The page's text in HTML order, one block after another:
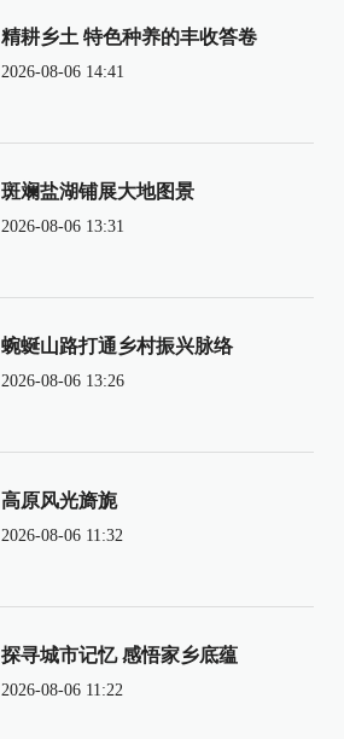
精耕乡土 特色种养的丰收答卷
2026-08-06 14:41
斑斓盐湖铺展大地图景
2026-08-06 13:31
蜿蜒山路打通乡村振兴脉络
2026-08-06 13:26
高原风光旖旎
2026-08-06 11:32
探寻城市记忆 感悟家乡底蕴
2026-08-06 11:22